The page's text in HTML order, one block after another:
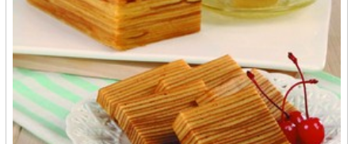
PT. Surya Borneo Higienis - Banjarmasin
PT. Ukhuwah Itu Indah - Makasar
PT. Ukhuwah Itu Indah - Makassar
Pusat Oleh-Oleh Bakpia Jogja Kembali - Yogyakarta
Pusat Oleh-oleh Djoe - Semarang
Pussari - Banjarbaru
Puti Frozen Food - Padang